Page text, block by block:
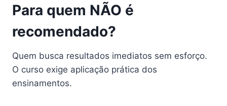
Para quem NÃO é
recomendado?
Quem busca resultados imediatos sem esforço.
O curso exige aplicação prática dos
ensinamentos.